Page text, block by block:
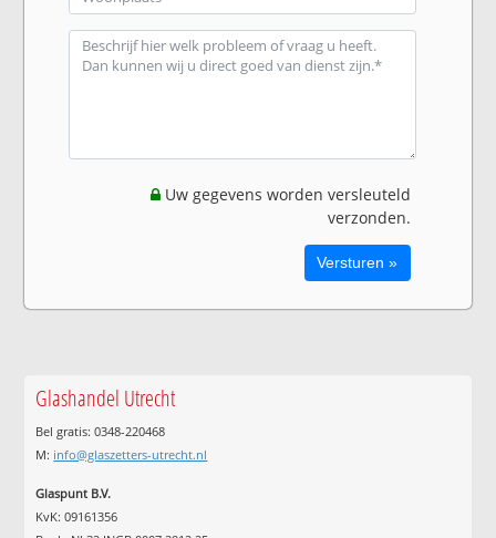
Uw gegevens worden versleuteld
verzonden.
Glashandel Utrecht
Bel gratis: 0348-220468
M: info@glaszetters-utrecht.nl
Glaspunt B.V.
KvK: 09161356